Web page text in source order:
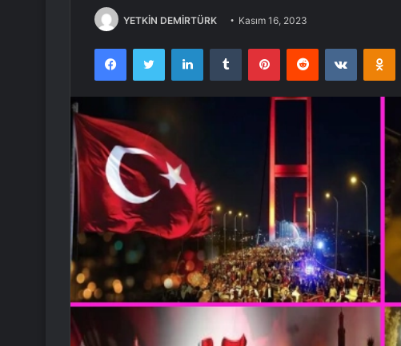
YETKİN DEMİRTÜRK Kasım 16, 2023
FacebookTwitter LinkedInTumblr PinterestReddit